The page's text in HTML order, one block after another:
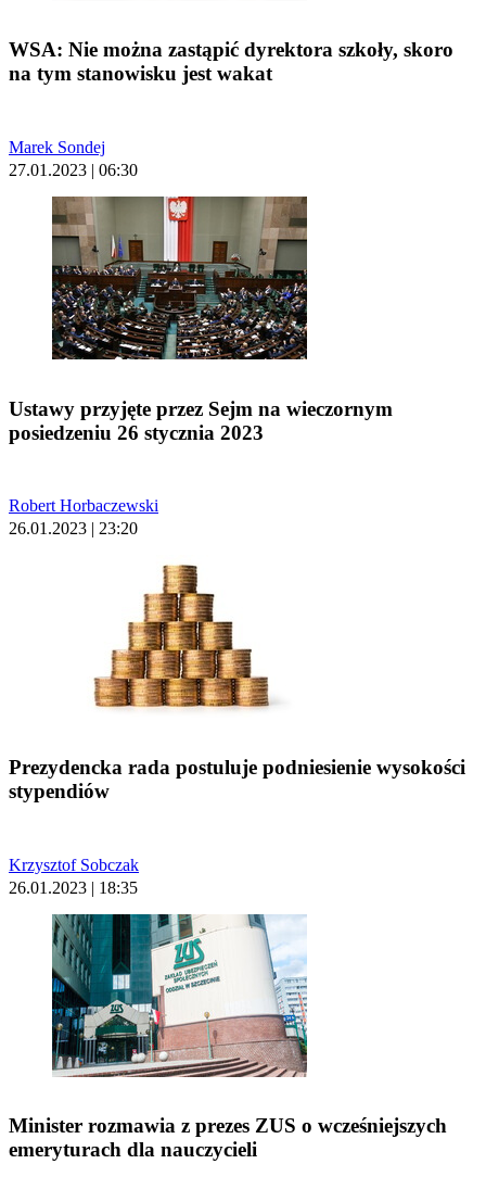
WSA: Nie można zastąpić dyrektora szkoły, skoro
na tym stanowisku jest wakat
Marek Sondej
27.01.2023 | 06:30
Ustawy przyjęte przez Sejm na wieczornym
posiedzeniu 26 stycznia 2023
Robert Horbaczewski
26.01.2023 | 23:20
Prezydencka rada postuluje podniesienie wysokości
stypendiów
Krzysztof Sobczak
26.01.2023 | 18:35
Minister rozmawia z prezes ZUS o wcześniejszych
emeryturach dla nauczycieli